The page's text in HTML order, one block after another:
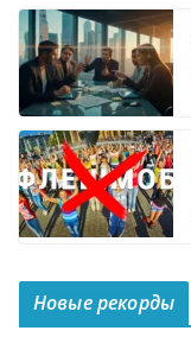
Новые рекорды